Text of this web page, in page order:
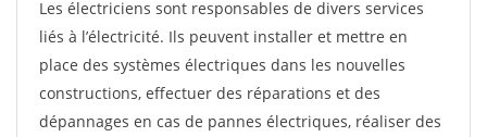
Les électriciens sont responsables de divers services
liés à l’électricité. Ils peuvent installer et mettre en
place des systèmes électriques dans les nouvelles
constructions, effectuer des réparations et des
dépannages en cas de pannes électriques, réaliser des